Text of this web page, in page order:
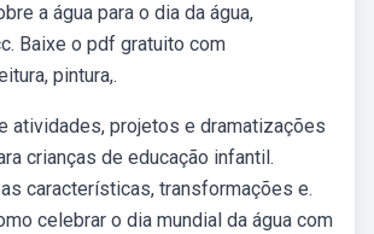
a água para o dia da água,
Baixe o pdf gratuito com
pintura,.
atividades, projetos e dramatizações
crianças de educação infantil.
características, transformações e.
celebrar o dia mundial da água com